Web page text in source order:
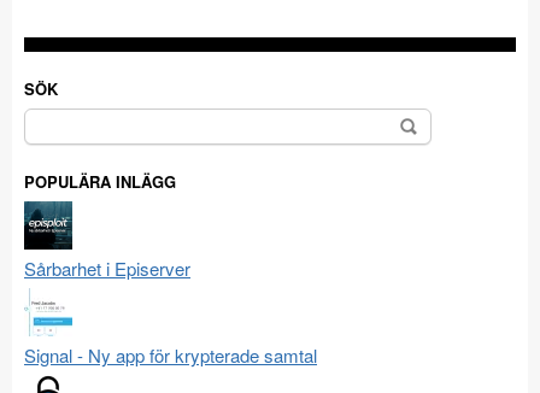
SÖK
Sök
efter:
POPULÄRA INLÄGG
Sårbarhet i Episerver
Signal - Ny app för krypterade samtal